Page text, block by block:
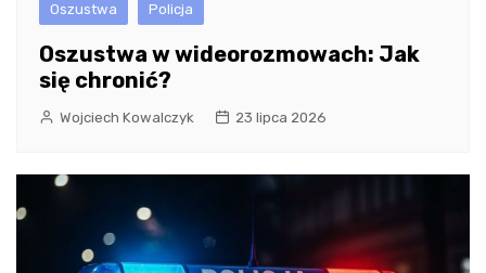
Oszustwa Policja
Oszustwa w wideorozmowach: Jak
się chronić?
Wojciech Kowalczyk 23 lipca 2026